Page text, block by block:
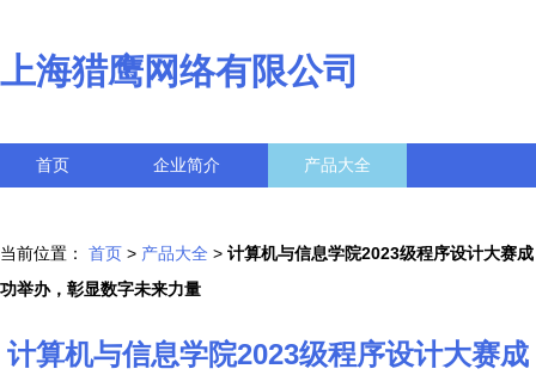
上海猎鹰网络有限公司
首页 企业简介 产品大全
当前位置： 首页 > 产品大全 > 计算机与信息学院2023级程序设计大赛成
功举办，彰显数字未来力量
计算机与信息学院2023级程序设计大赛成